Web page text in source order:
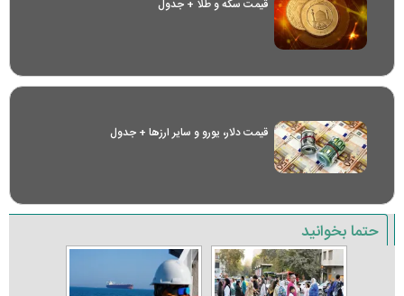
قیمت سکه و طلا + جدول
قیمت دلار، یورو و سایر ارز‌ها + جدول
حتما بخوانید